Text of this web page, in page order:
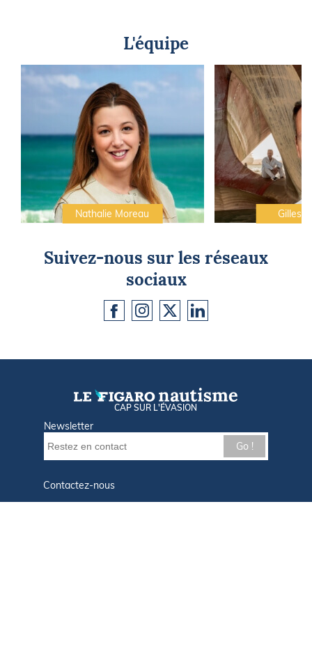
L'équipe
Nathalie Moreau Gilles
Suivez-nous sur les réseaux
sociaux
CAP SUR L'ÉVASION
Newsletter
Go !
Contactez-nous